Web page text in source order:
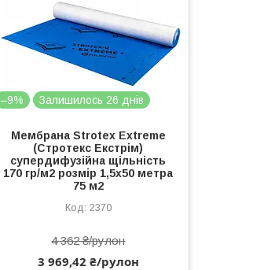
–9% Залишилось 26 днів
Мембрана Strotex Extreme
(Стротекс Екстрім)
супердифузійна щільність
170 гр/м2 розмір 1,5х50 метра
75 м2
2370
4 362 ₴/рулон
3 969,42 ₴/рулон